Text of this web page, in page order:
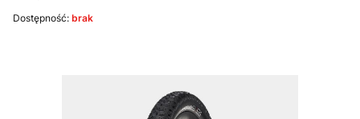
Dostępność: brak